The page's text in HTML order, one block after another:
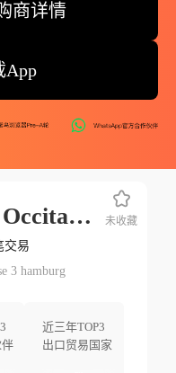
商详情
App
Л Окситан Са L Occitane S.a.
易
3 hamburg
近三年TOP3
出口贸易国家
未收藏